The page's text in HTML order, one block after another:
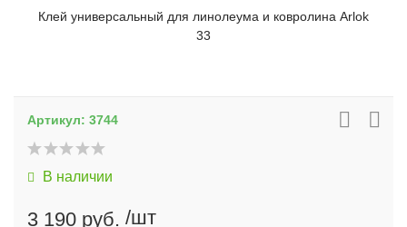
Клей универсальный для линолеума и ковролина Arlok
33
Артикул: 3744
В наличии
3 190 руб. /шт